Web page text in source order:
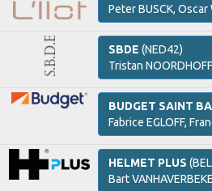
PeterBUSCK, Oscar
SBDE (NED42)
Tristan
BUDGET SAINT
Fabrice EGLOFF,
HELMET PLUS
Bart